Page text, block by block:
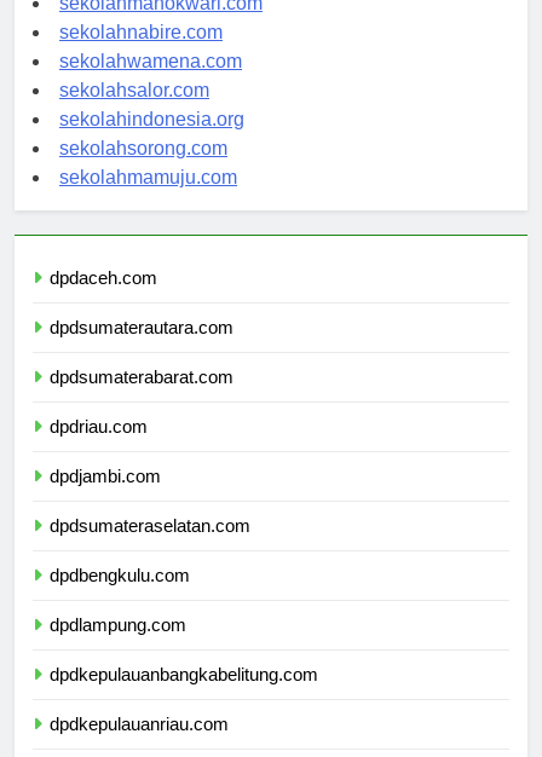
sekolahmanokwari.com
sekolahnabire.com
sekolahwamena.com
sekolahsalor.com
sekolahindonesia.org
sekolahsorong.com